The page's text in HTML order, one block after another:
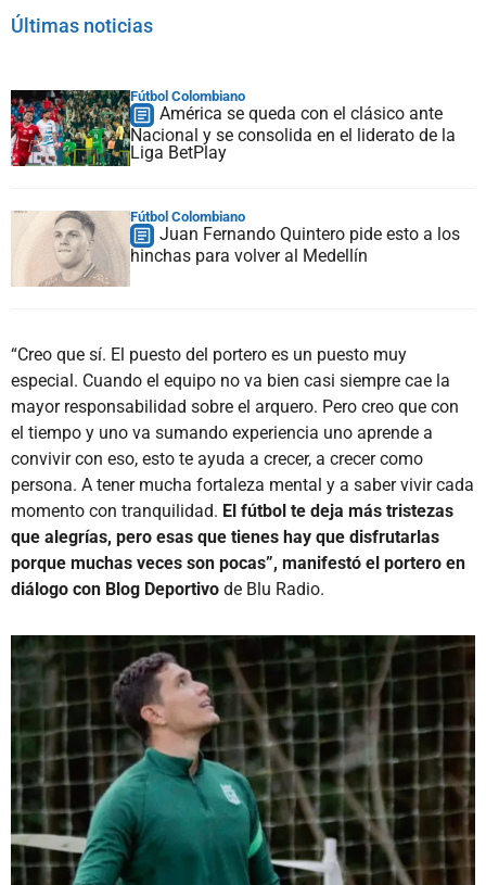
Últimas noticias
Fútbol Colombiano
América se queda con el clásico ante
Nacional y se consolida en el liderato de la
Liga BetPlay
Fútbol Colombiano
Juan Fernando Quintero pide esto a los
hinchas para volver al Medellín
“Creo que sí. El puesto del portero es un puesto muy
especial. Cuando el equipo no va bien casi siempre cae la
mayor responsabilidad sobre el arquero. Pero creo que con
el tiempo y uno va sumando experiencia uno aprende a
convivir con eso, esto te ayuda a crecer, a crecer como
persona. A tener mucha fortaleza mental y a saber vivir cada
momento con tranquilidad. El fútbol te deja más tristezas
que alegrías, pero esas que tienes hay que disfrutarlas
porque muchas veces son pocas”, manifestó el portero en
diálogo con Blog Deportivo de Blu Radio.